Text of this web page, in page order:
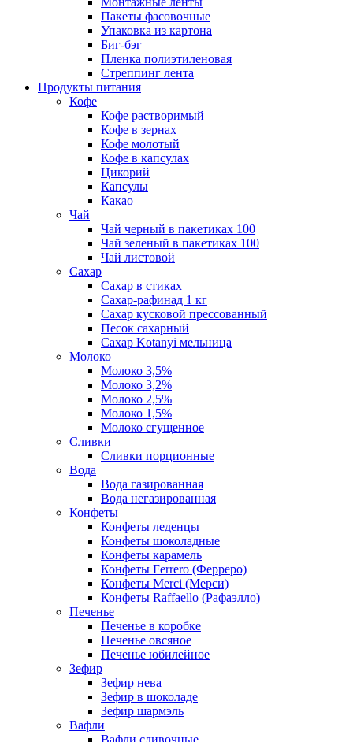
Пакеты фасовочные
Упаковка из картона
Биг-бэг
Пленка полиэтиленовая
Стреппинг лента
Продукты питания
Кофе
Кофе растворимый
Кофе в зернах
Кофе молотый
Кофе в капсулах
Цикорий
Капсулы
Какао
Чай
Чай черный в пакетиках 100
Чай зеленый в пакетиках 100
Чай листовой
Сахар
Сахар в стиках
Сахар-рафинад 1 кг
Сахар кусковой прессованный
Песок сахарный
Сахар Kotanyi мельница
Молоко
Молоко 3,5%
Молоко 3,2%
Молоко 2,5%
Молоко 1,5%
Молоко сгущенное
Сливки
Сливки порционные
Вода
Вода газированная
Вода негазированная
Конфеты
Конфеты леденцы
Конфеты шоколадные
Конфеты карамель
Конфеты Ferrero (Ферреро)
Конфеты Merci (Мерси)
Конфеты Raffaello (Рафаэлло)
Печенье
Печенье в коробке
Печенье овсяное
Печенье юбилейное
Зефир
Зефир нева
Зефир в шоколаде
Зефир шармэль
Вафли
Вафли сливочные